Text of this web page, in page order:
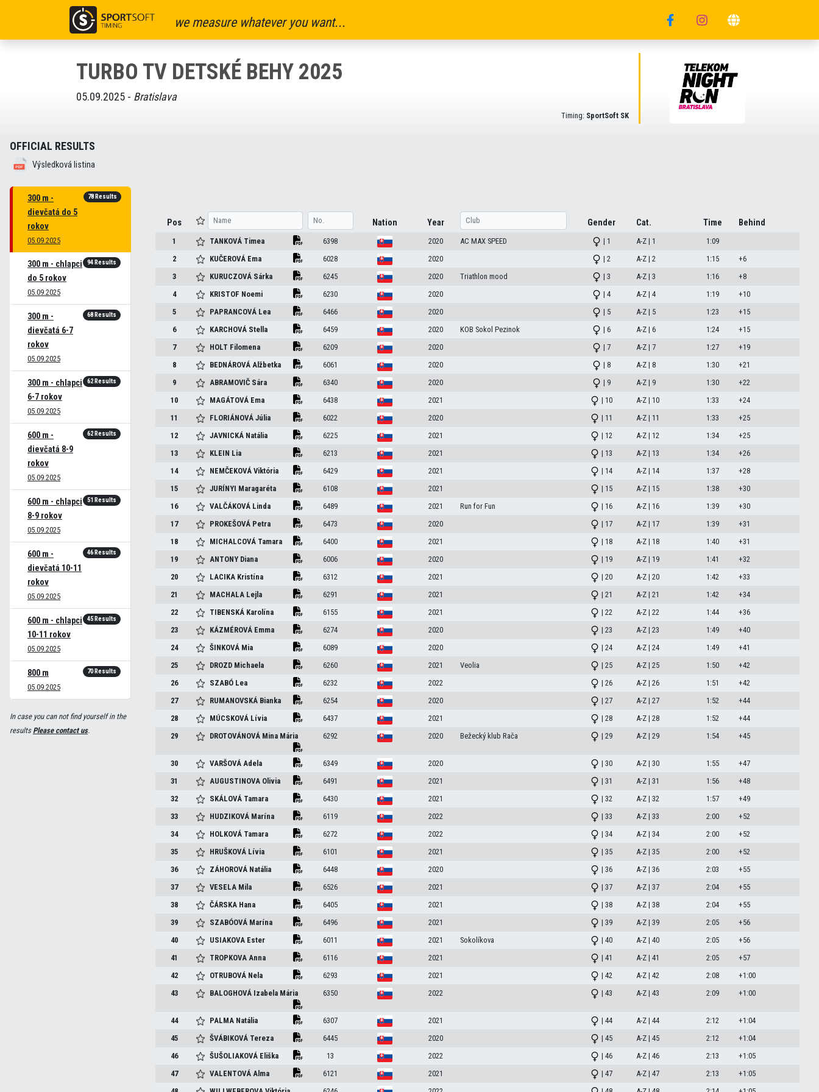
we measure whatever you want...
TURBO TV DETSKÉ BEHY 2025
05.09.2025 - Bratislava
Timing: SportSoft SK
OFFICIAL RESULTS
Výsledková listina
300 m -
dievčatá do 5
rokov
05.09.2025
78 Results
300 m - chlapci
do 5 rokov
05.09.2025
94 Results
300 m -
dievčatá 6-7
rokov
05.09.2025
68 Results
300 m - chlapci
6-7 rokov
05.09.2025
62 Results
600 m -
dievčatá 8-9
rokov
05.09.2025
62 Results
600 m - chlapci
8-9 rokov
05.09.2025
51 Results
600 m -
dievčatá 10-11
rokov
05.09.2025
46 Results
600 m - chlapci
10-11 rokov
05.09.2025
45 Results
800 m
05.09.2025
70 Results
In case you can not find yourself in the
resultsPlease contact us.
Pos Nation Year Gender Cat. Time Behind
1 TANKOVÁ Timea 6398 2020 AC MAX SPEED | 1 A-Z | 1
1:09
2
KUČEROVÁ Ema 6028 2020 | 2 A-Z | 2 1:15
+6
3
KURUCZOVÁ Sárka 6245 2020 Triathlon mood | 3 A-Z | 3 1:16
+8
4
KRISTOF Noemi 6230 2020 | 4 A-Z | 4 1:19
+10
5
PAPRANCOVÁ Lea 6466 2020 | 5 A-Z | 5 1:23
+15
6
KARCHOVÁ Stella 6459 2020 KOB Sokol Pezinok | 6 A-Z | 6 1:24
+15
7
HOLT Filomena 6209 2020 | 7 A-Z | 7 1:27
+19
8
BEDNÁROVÁAlžbetka 6061 2020 | 8 A-Z | 8 1:30
+21
9
ABRAMOVIČ Sára 6340 2020 | 9 A-Z | 9 1:30
+22
10
MAGÁTOVÁ Ema 6438 2021 | 10 A-Z | 10 1:33
+24
11
FLORIÁNOVÁJúlia 6022 2020 | 11 A-Z | 11 1:33
+25
12
JAVNICKÁ Natália 6225 2021 | 12 A-Z | 12 1:34
+25
13
KLEIN Lia 6213 2021 | 13 A-Z | 13 1:34
+26
14
NEMČEKOVÁViktória 6429 2021 | 14 A-Z | 14 1:37
+28
15
JURÍNYI Maragaréta 6108 2021 | 15 A-Z | 15 1:38
+30
16
VALČÁKOVÁ Linda 6489 2021 Run for Fun | 16 A-Z | 16 1:39
+30
17
PROKEŠOVÁ Petra 6473 2020 | 17 A-Z | 17 1:39
+31
18
MICHALCOVÁ Tamara 6400 2021 | 18 A-Z | 18 1:40
+31
19
ANTONY Diana 6006 2020 | 19 A-Z | 19 1:41
+32
20
LACIKA Kristína 6312 2021 | 20 A-Z | 20 1:42
+33
21
MACHALA Lejla 6291 2021 | 21 A-Z | 21 1:42
+34
22
TIBENSKÁ Karolína 6155 2021 | 22 A-Z | 22 1:44
+36
23
KÁZMÉROVÁ Emma 6274 2020 | 23 A-Z | 23 1:49
+40
24
ŠINKOVÁ Mia 6089 2020 | 24 A-Z | 24 1:49
+41
25
DROZD Michaela 6260 2021 Veolia | 25 A-Z | 25 1:50
+42
26
SZABÓ Lea 6232 2022 | 26 A-Z | 26 1:51
+42
27
RUMANOVSKÁ Bianka 6254 2020 | 27 A-Z | 27 1:52
+44
28
MÚCSKOVÁ Lívia 6437 2021 | 28 A-Z | 28 1:52
+44
29
DROTOVÁNOVÁ Mina Mária 6292 2020 Bežecký klub Rača | 29 A-Z | 29 1:54 +45
30 VARŠOVÁAdela 6349 2020 | 30 A-Z | 30 1:55
+47
31
AUGUSTINOVA Olivia 6491 2021 | 31 A-Z | 31 1:56
+48
32
SKÁLOVÁ Tamara 6430 2021 | 32 A-Z | 32 1:57
+49
33
HUDZIKOVÁ Marína 6119 2022 | 33 A-Z | 33 2:00
+52
34
HOLKOVÁ Tamara 6272 2022 | 34 A-Z | 34 2:00
+52
35
HRUŠKOVÁ Lívia 6101 2021 | 35 A-Z | 35 2:00
+52
36
ZÁHOROVÁ Natália 6448 2020 | 36 A-Z | 36 2:03
+55
37
VESELA Mila 6526 2021 | 37 A-Z | 37 2:04
+55
38
ČÁRSKA Hana 6405 2021 | 38 A-Z | 38 2:04
+55
39
SZABÓOVÁ Marína 6496 2021 | 39 A-Z | 39 2:05
+56
40
USIAKOVA Ester 6011 2021 Sokolíkova | 40 A-Z | 40 2:05
+56
41
TROPKOVAAnna 6116 2021 | 41 A-Z | 41 2:05
+57
42
OTRUBOVÁ Nela 6293 2021 | 42 A-Z | 42 2:08
+1:00
43
BALOGHOVÁ Izabela Mária 6350 2022 | 43 A-Z | 43 2:09 +1:00
44 PALMA Natália 6307 2021 | 44 A-Z | 44 2:12
+1:04
45
ŠVÁBIKOVÁ Tereza 6445 2020 | 45 A-Z | 45 2:12
+1:04
46
ŠUŠOLIAKOVÁ Eliška 13 2022 | 46 A-Z | 46 2:13
+1:05
47
VALENTOVÁAlma 6121 2021 | 47 A-Z | 47 2:13
+1:05